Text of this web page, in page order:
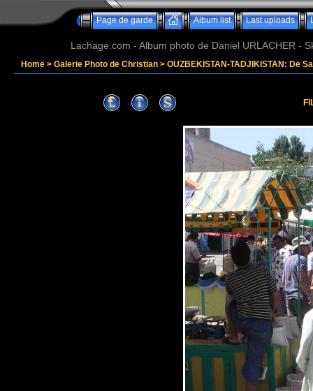
Page de garde Album list Last uploads
Lachage.com - Album photo de Daniel URLACHER -
Home > Galerie Photo de Christian > OUZBEKISTAN-TADJIKISTAN: De